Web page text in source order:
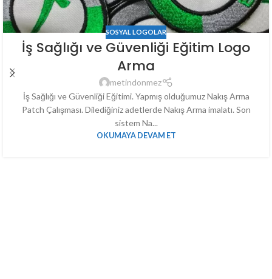
SOSYAL LOGOLAR
İş Sağlığı ve Güvenliği Eğitim Logo
Arma
metindonmez
İş Sağlığı ve Güvenliği Eğitimi. Yapmış olduğumuz Nakış Arma
Patch Çalışması. Dilediğiniz adetlerde Nakış Arma imalatı. Son
sistem Na...
OKUMAYA DEVAM ET